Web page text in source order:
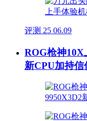
评测 25 06.09
ROG枪神10X
新CPU加持